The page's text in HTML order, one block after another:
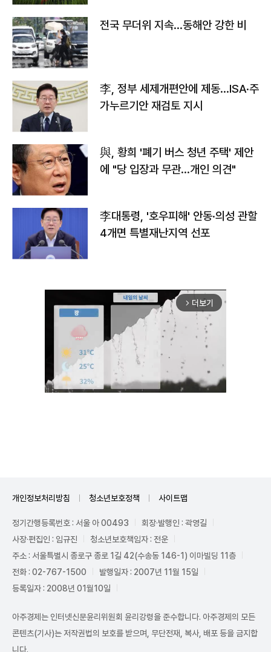
전국 무더위 지속…동해안 강한 비
李, 정부 세제개편안에 제동…ISA·주
가누르기안 재검토 지시
與, 황희 '폐기 버스 청년 주택' 제안
에 "당 입장과 무관…개인 의견"
李대통령, '호우피해' 안동·의성 관할
4개면 특별재난지역 선포
arrow_forward_ios 더보기
개인정보처리방침 청소년보호정책 사이트맵
정기간행등록번호 : 서울 아 00493
회장·발행인 : 곽영길
사장·편집인 : 임규진
청소년보호책임자 : 전운
주소 : 서울특별시 종로구 종로 1길 42(수송동 146-1) 이마빌딩 11층
전화 : 02-767-1500
발행일자 : 2007년 11월 15일
등록일자 : 2008년 01월10일
아주경제는 인터넷신문윤리위원회 윤리강령을 준수합니다. 아주경제의 모든
콘텐츠(기사)는 저작권법의 보호를 받으며, 무단전재, 복사, 배포 등을 금지합
니다.